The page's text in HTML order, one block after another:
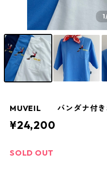
1
MUVEIL バンダナ付き
¥24,200
SOLD OUT